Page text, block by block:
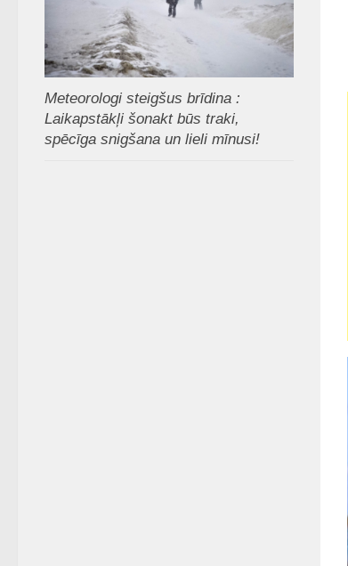
Meteorologi steigšus brīdina :
Laikapstākļi šonakt būs traki,
spēcīga snigšana un lieli mīnusi!